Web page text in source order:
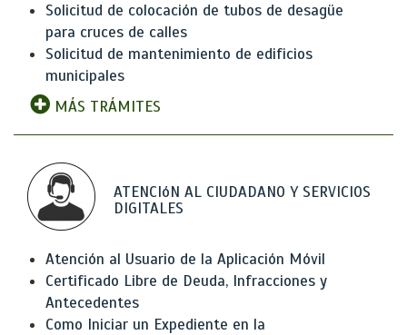
Solicitud de colocación de tubos de desagüe
para cruces de calles
Solicitud de mantenimiento de edificios
municipales
MÁS TRÁMITES
ATENCIóN AL CIUDADANO Y SERVICIOS
DIGITALES
Atención al Usuario de la Aplicación Móvil
Certificado Libre de Deuda, Infracciones y
Antecedentes
Como Iniciar un Expediente en la